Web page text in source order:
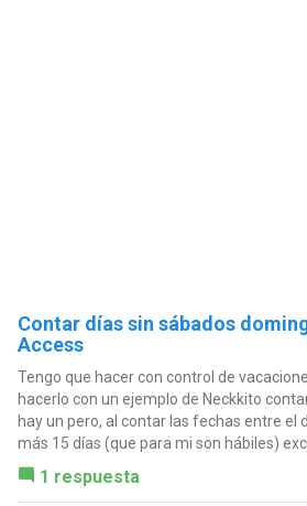
Contar días sin sábados
Access
Tengo que hacer con control de
hacerlo con un ejemplo de Neckkito
hay un pero, al contar las fechas entre el
más 15 días (que para mi son hábiles)
1 respuesta